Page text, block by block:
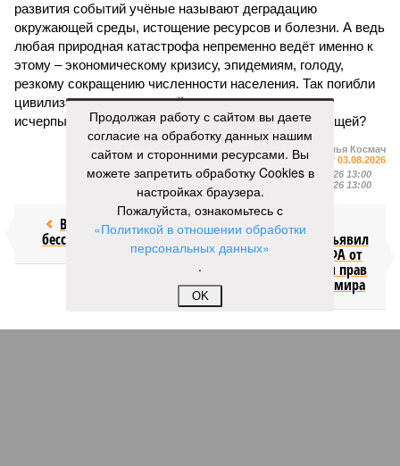
развития событий учёные называют деградацию
окружающей среды, истощение ресурсов и болезни. А ведь
любая природная катастрофа непременно ведёт именно к
этому – экономическому кризису, эпидемиям, голоду,
резкому сокращению численности населения. Так погибли
цивилизации шумеров, майя, кхмеров – список не
исчерпывающий. Какая цивилизация будет следующей?
Илья Космач
Газета«Наша версия» №29 от 03.08.2026
Опубликовано:05.08.2026 13:00
05.08.2026 13:00
Возраст
бессмертия
Инфантино
отступил и объявил
об отказе ФИФА от
продажи доли прав
на чемпионат мира
Продолжая работу с сайтом вы даете
согласие на обработку данных нашим
сайтом и сторонними ресурсами. Вы
можете запретить обработку Cookies в
настройках браузера.
Пожалуйста, ознакомьтесь с
«Политикой в отношении обработки
персональных данных»
.
OK